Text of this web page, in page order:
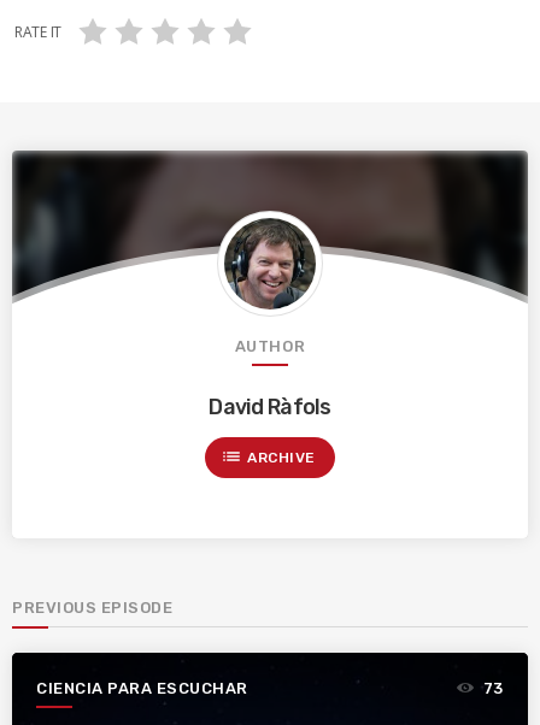
RATE IT
AUTHOR
David Ràfols
list ARCHIVE
PREVIOUS EPISODE
CIENCIA PARA ESCUCHAR 73